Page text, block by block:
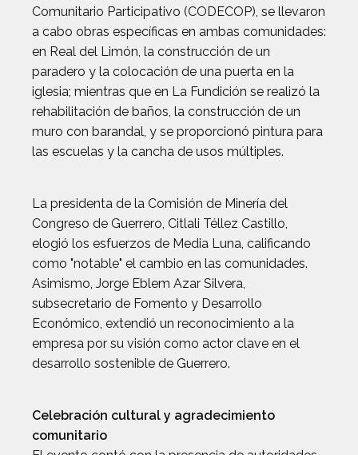
Comunitario Participativo (CODECOP), se llevaron
a cabo obras específicas en ambas comunidades:
en Real del Limón, la construcción de un
paradero y la colocación de una puerta en la
iglesia; mientras que en La Fundición se realizó la
rehabilitación de baños, la construcción de un
muro con barandal, y se proporcionó pintura para
las escuelas y la cancha de usos múltiples.
La presidenta de la Comisión de Minería del
Congreso de Guerrero, Citlali Téllez Castillo,
elogió los esfuerzos de Media Luna, calificando
como "notable" el cambio en las comunidades.
Asimismo, Jorge Eblem Azar Silvera,
subsecretario de Fomento y Desarrollo
Económico, extendió un reconocimiento a la
empresa por su visión como actor clave en el
desarrollo sostenible de Guerrero.
Celebración cultural y agradecimiento
comunitario